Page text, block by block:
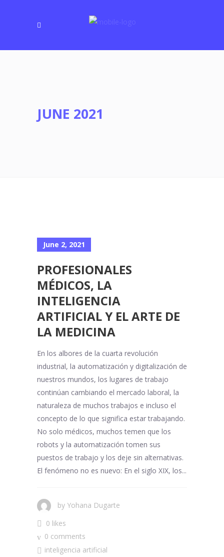
JUNE 2021
June 2, 2021
PROFESIONALES
MÉDICOS, LA
INTELIGENCIA
ARTIFICIAL Y EL ARTE DE
LA MEDICINA
En los albores de la cuarta revolución
industrial, la automatización y digitalización de
nuestros mundos, los lugares de trabajo
continúan cambiando el mercado laboral, la
naturaleza de muchos trabajos e incluso el
concepto de lo que significa estar trabajando.
No solo médicos, muchos temen que los
robots y la automatización tomen sus
puestos de trabajo y los deje sin alternativas.
El fenómeno no es nuevo: En el siglo XIX, los...
by Yohana Dugarte
0 likes
0 comments
inteligencia artificial